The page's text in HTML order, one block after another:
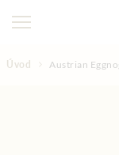
Úvod Austrian